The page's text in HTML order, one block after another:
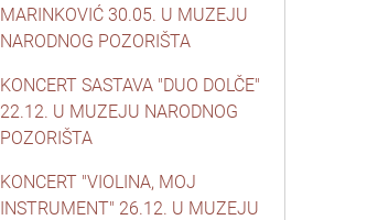
MARINKOVIĆ 30.05. U MUZEJU
NARODNOG POZORIŠTA
KONCERT SASTAVA "DUO DOLČE"
22.12. U MUZEJU NARODNOG
POZORIŠTA
KONCERT "VIOLINA, MOJ
INSTRUMENT" 26.12. U MUZEJU